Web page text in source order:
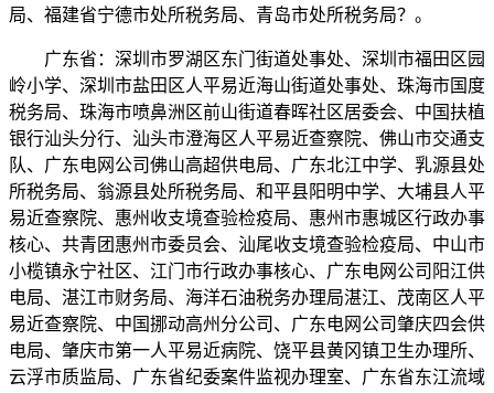
局、福建省宁德市处所税务局、青岛市处所税务局？。
广东省：深圳市罗湖区东门街道处事处、深圳市福田区园
岭小学、深圳市盐田区人平易近海山街道处事处、珠海市国度
税务局、珠海市喷鼻洲区前山街道春晖社区居委会、中国扶植
银行汕头分行、汕头市澄海区人平易近查察院、佛山市交通支
队、广东电网公司佛山高超供电局、广东北江中学、乳源县处
所税务局、翁源县处所税务局、和平县阳明中学、大埔县人平
易近查察院、惠州收支境查验检疫局、惠州市惠城区行政办事
核心、共青团惠州市委员会、汕尾收支境查验检疫局、中山市
小榄镇永宁社区、江门市行政办事核心、广东电网公司阳江供
电局、湛江市财务局、海洋石油税务办理局湛江、茂南区人平
易近查察院、中国挪动高州分公司、广东电网公司肇庆四会供
电局、肇庆市第一人平易近病院、饶平县黄冈镇卫生办理所、
云浮市质监局、广东省纪委案件监视办理室、广东省东江流域